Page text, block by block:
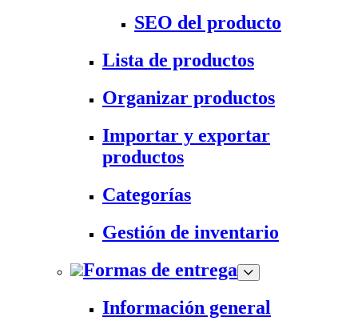
SEO del producto
Lista de productos
Organizar productos
Importar y exportar
productos
Categorías
Gestión de inventario
Formas de entrega
Información general